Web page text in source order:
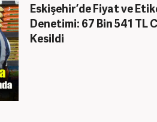
Eskişehir’de Fiyat ve
Denetimi: 67 Bin 541 TL
Kesildi